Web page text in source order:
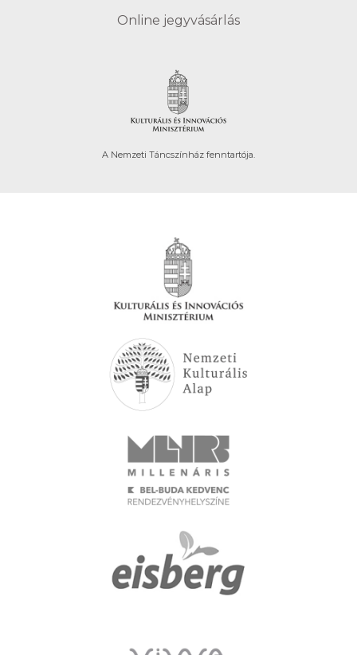
Online jegyvásárlás
A Nemzeti Táncszínház fenntartója.